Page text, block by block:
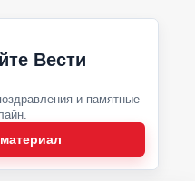
Вести
и памятные